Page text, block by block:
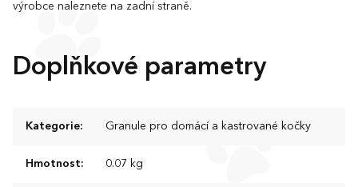
výrobce naleznete na zadní straně.
Doplňkové parametry
Kategorie: Granule pro domácí a kastrované kočky
Hmotnost: 0.07 kg